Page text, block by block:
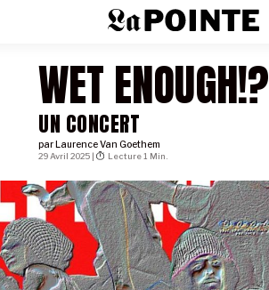
WET ENOUGH!?
UN CONCERT
par Laurence Van Goethem
29 Avril 2025 | Lecture 1 Min.